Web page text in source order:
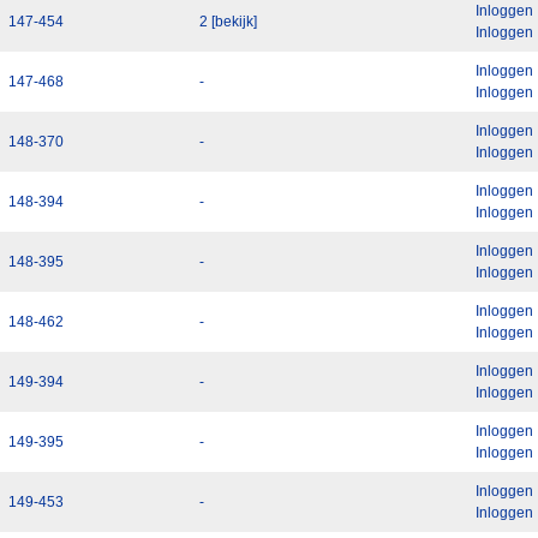
147-454 2 [bekijk]
Inloggen
Inloggen
147-468 -
Inloggen
Inloggen
148-370 -
Inloggen
Inloggen
148-394 -
Inloggen
Inloggen
148-395 -
Inloggen
Inloggen
148-462 -
Inloggen
Inloggen
149-394 -
Inloggen
Inloggen
149-395 -
Inloggen
Inloggen
149-453 -
Inloggen
Inloggen